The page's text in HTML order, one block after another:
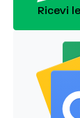
Ricevi